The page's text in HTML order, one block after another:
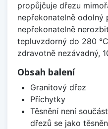
propůjčuje dřezu
nepřekonatelně odolný
nepřekonatelně
tepluvzdorný do 280
zdravotně nezávadný,
Obsah balení
Granitový dřez
Příchytky
Těsnění není
dřezů se jako